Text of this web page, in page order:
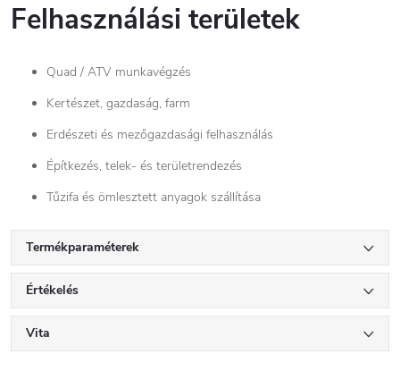
Felhasználási területek
Quad / ATV munkavégzés
Kertészet, gazdaság, farm
Erdészeti és mezőgazdasági felhasználás
Építkezés, telek- és területrendezés
Tűzifa és ömlesztett anyagok szállítása
Termékparaméterek
Értékelés
Vita